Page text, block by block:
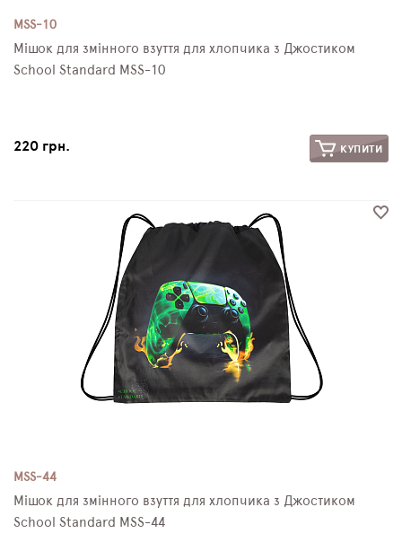
MSS-10
Мішок для змінного взуття для хлопчика з Джостиком
School Standard MSS-10
220 грн. КУПИТИ
MSS-44
Мішок для змінного взуття для хлопчика з Джостиком
School Standard MSS-44